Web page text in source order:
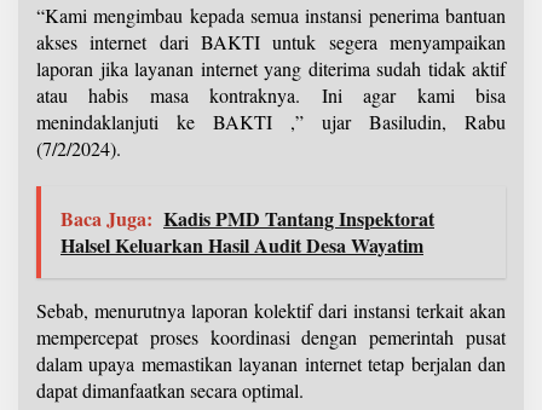
“Kami mengimbau kepada semua instansi penerima bantuan
akses internet dari BAKTI untuk segera menyampaikan
laporan jika layanan internet yang diterima sudah tidak aktif
atau habis masa kontraknya. Ini agar kami bisa
menindaklanjuti ke BAKTI ,” ujar Basiludin, Rabu
(7/2/2024).
Baca Juga: Kadis PMD Tantang Inspektorat
Halsel Keluarkan Hasil Audit Desa Wayatim
Sebab, menurutnya laporan kolektif dari instansi terkait akan
mempercepat proses koordinasi dengan pemerintah pusat
dalam upaya memastikan layanan internet tetap berjalan dan
dapat dimanfaatkan secara optimal.